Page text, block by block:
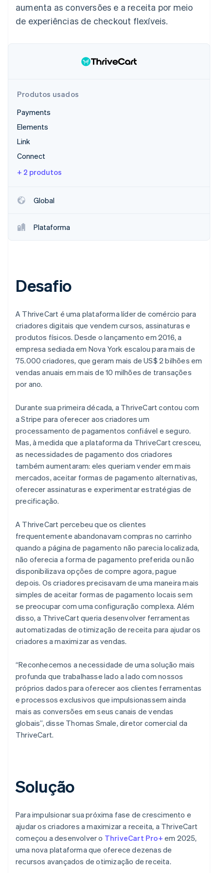
Veja o que está chegando
Radar
Atlas
Identity
Stripe Sessions 2026
Assista agora
Ecossistema
Parceiros
aumenta as conversões e a receita por meio
de experiências de checkout flexíveis.
Produtos usados
Payments
Elements
Link
Connect
+ 2 produtos
Global
Plataforma
Desafio
A ThriveCart é uma plataforma líder de comércio para
criadores digitais que vendem cursos, assinaturas e
produtos físicos. Desde o lançamento em 2016, a
empresa sediada em Nova York escalou para mais de
75.000 criadores, que geram mais de US$ 2 bilhões em
vendas anuais em mais de 10 milhões de transações
por ano.
Durante sua primeira década, a ThriveCart contou com
a Stripe para oferecer aos criadores um
processamento de pagamentos confiável e seguro.
Mas, à medida que a plataforma da ThriveCart cresceu,
as necessidades de pagamento dos criadores
também aumentaram: eles queriam vender em mais
mercados, aceitar formas de pagamento alternativas,
oferecer assinaturas e experimentar estratégias de
precificação.
A ThriveCart percebeu que os clientes
frequentemente abandonavam compras no carrinho
quando a página de pagamento não parecia localizada,
não oferecia a forma de pagamento preferida ou não
disponibilizava opções de compre agora, pague
depois. Os criadores precisavam de uma maneira mais
simples de aceitar formas de pagamento locais sem
se preocupar com uma configuração complexa. Além
disso, a ThriveCart queria desenvolver ferramentas
automatizadas de otimização de receita para ajudar os
criadores a maximizar as vendas.
“Reconhecemos a necessidade de uma solução mais
profunda que trabalhasse lado a lado com nossos
próprios dados para oferecer aos clientes ferramentas
e processos exclusivos que impulsionassem ainda
mais as conversões em seus canais de vendas
globais”, disse Thomas Smale, diretor comercial da
ThriveCart.
Solução
Para impulsionar sua próxima fase de crescimento e
ajudar os criadores a maximizar a receita, a ThriveCart
começou a desenvolver o ThriveCart Pro+ em 2025,
uma nova plataforma que oferece dezenas de
recursos avançados de otimização de receita.